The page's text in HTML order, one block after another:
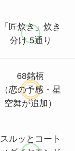
「匠炊き」炊き
分け 5通り
68銘柄
（恋の予感・星
空舞が追加）
スルッとコート